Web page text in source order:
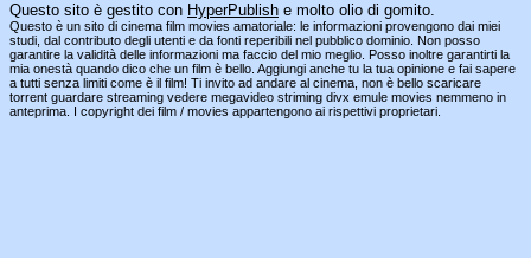
Questo sito è gestito con HyperPublish e molto olio di gomito.
Questo è un sito di cinema film movies amatoriale: le informazioni provengono dai miei
studi, dal contributo degli utenti e da fonti reperibili nel pubblico dominio. Non posso
garantire la validità delle informazioni ma faccio del mio meglio. Posso inoltre garantirti la
mia onestà quando dico che un film è bello. Aggiungi anche tu la tua opinione e fai sapere
a tutti senza limiti come è il film! Ti invito ad andare al cinema, non è bello scaricare
torrent guardare streaming vedere megavideo striming divx emule movies nemmeno in
anteprima. I copyright dei film / movies appartengono ai rispettivi proprietari.